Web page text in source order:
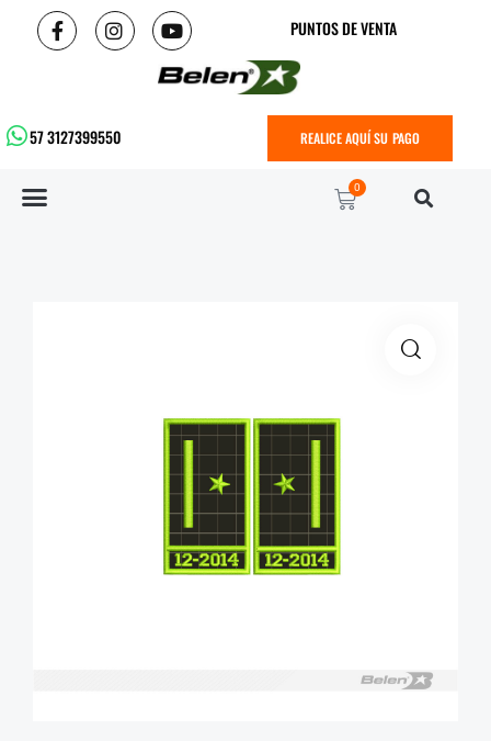
PUNTOS DE VENTA
57 3127399550 REALICE AQUÍ SU PAGO
0